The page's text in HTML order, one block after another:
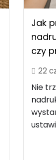
Jak
czy
22
Nie